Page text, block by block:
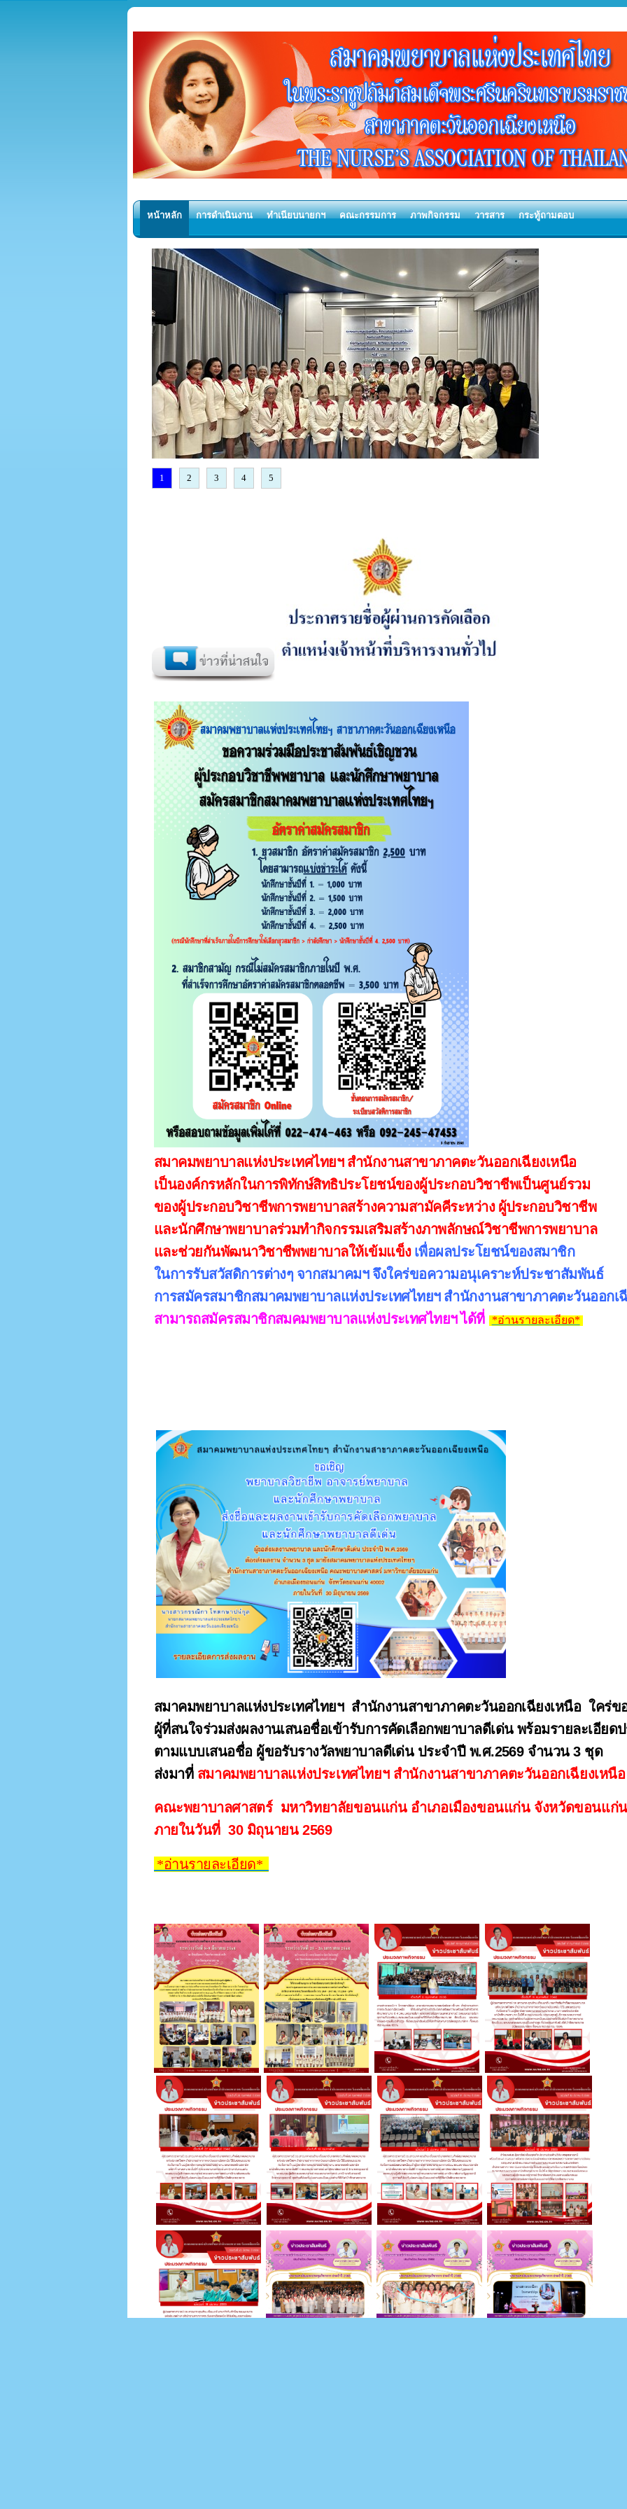
หน้าหลัก การดำเนินงาน ทำเนียบนายกฯ คณะกรรมการ ภาพกิจกรรม วารสาร กระทู้ถามตอบ
1 2 3 4 5
สมาคมพยาบาลแห่งประเทศไทยฯ สำนักงานสาขาภาคตะวันออกเฉียงเหนือ
เป็นองค์กรหลักในการพิทักษ์สิทธิประโยชน์ของผู้ประกอบวิชาชีพเป็นศูนย์รวม
ของผู้ประกอบวิชาชีพการพยาบาลสร้างความสามัคคีระหว่าง ผู้ประกอบวิชาชีพ
และนักศึกษาพยาบาลร่วมทำกิจกรรมเสริมสร้างภาพลักษณ์วิชาชีพการพยาบาล
และช่วยกันพัฒนาวิชาชีพพยาบาลให้เข้มแข็ง เพื่อผลประโยชน์ของสมาชิก
ในการรับสวัสดิการต่างๆ จากสมาคมฯ จึงใคร่ขอความอนุเคราะห์ประชาสัมพันธ์
การสมัครสมาชิกสมาคมพยาบาลแห่งประเทศไทยฯ สำนักงานสาขาภาคตะวันออกเฉี
สามารถสมัครสมาชิกสมคมพยาบาลแห่งประเทศไทยฯ ได้ที่
*อ่านรายละเอียด*
สมาคมพยาบาลแห่งประเทศไทยฯ  สำนักงานสาขาภาคตะวันออกเฉียงเหนือ  ใคร่
ผู้ที่สนใจร่วมส่งผลงานเสนอชื่อเข้ารับการคัดเลือกพยาบาลดีเด่น พร้อมรายละเอียดป
ตามแบบเสนอชื่อ ผู้ขอรับรางวัลพยาบาลดีเด่น ประจำปี พ.ศ.2569 จำนวน 3 ชุด
ส่งมาที่ สมาคมพยาบาลแห่งประเทศไทยฯ สำนักงานสาขาภาคตะวันออกเฉียงเหนือ
คณะพยาบาลศาสตร์  มหาวิทยาลัยขอนแก่น อำเภอเมืองขอนแก่น จังหวัดขอนแก่
ภายในวันที่  30 มิถุนายน 2569
*อ่านรายละเอียด*